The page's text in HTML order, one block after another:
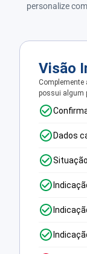
personalize
Visão
Complemente
possui algum
Dados